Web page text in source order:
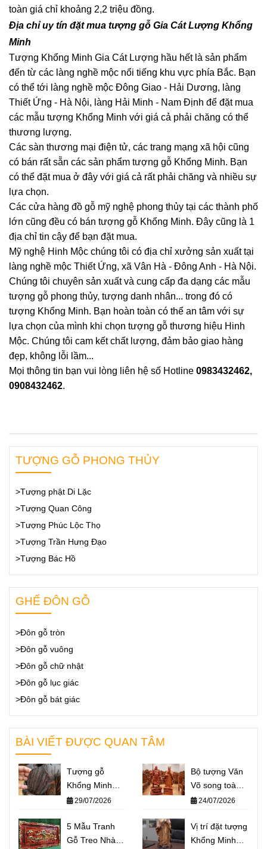
toàn giá chỉ khoảng 2,2 triệu đồng.
Địa chỉ uy tín đặt mua tượng gỗ Gia Cát Lượng Khổng
Minh
Tượng Khổng Minh Gia Cát Lượng hầu hết là sản phẩm
đến từ các làng nghề mộc nổi tiếng khu vực phía Bắc. Bạn
có thể tới làng nghề mộc Đông Giao - Hải Dương, làng
Thiết Ứng - Hà Nội, làng Hải Minh - Nam Định để đặt mua
các mẫu tượng Khổng Minh với giá cả phải chăng có thể
thương lượng.
Các sàn thương mại điện tử, các trang mạng xã hội cũng
có bán rất sẵn các sản phẩm tượng gỗ Khổng Minh. Bạn
có thể đặt mua ở đây với giá cả rất phải chăng và nhiều sự
lựa chọn.
Các cửa hàng đồ gỗ mỹ nghệ phong thủy tại các thành phố
lớn cũng đều có bán tượng gỗ Khổng Minh. Đây cũng là 1
địa chỉ tin cậy để bạn đặt mua.
Mỹ nghệ Hinh Mộc chúng tôi có địa chỉ xưởng sản xuất tại
làng nghề mộc Thiết Ứng, xã Vân Hà - Đông Anh - Hà Nội.
Chúng tôi chuyên sản xuất và cung cấp đa dạng các mẫu
tượng gỗ phong thủy, tượng danh nhân... trong đó có
tượng Khổng Minh. Bạn hoàn toàn có thể an tâm với sự
lựa chọn của mình khi chọn tượng gỗ thương hiệu Hinh
Mộc. Chúng tôi cam kết chất lượng, đảm bảo giao hàng
đẹp, không lỗi lầm...
Mọi thông tin bạn vui lòng liên hệ số Hotline 0983432462,
0908432462.
TƯỢNG GỖ PHONG THỦY
>Tượng phật Di Lặc
>Tượng Quan Công
>Tượng Phúc Lộc Thọ
>Tượng Trần Hưng Đạo
>Tượng Bác Hồ
GHẾ ĐÔN GỖ
>Đôn gỗ tròn
>Đôn gỗ vuông
>Đôn gỗ chữ nhật
>Đôn gỗ lục giác
>Đôn gỗ bát giác
BÀI VIẾT ĐƯỢC QUAN TÂM
Tượng gỗ
Khổng Minh
giá bao nhiêu?
mẫu tượng
Khổng Minh
29/07/2026
Bộ tượng Văn
Võ song toàn
Khổng Minh –
nghĩa và cách
đặt trên bàn
24/07/2026
5 Mẫu Tranh
Gỗ Treo Nhà
Vị trí đặt tượng
Khổng Minh